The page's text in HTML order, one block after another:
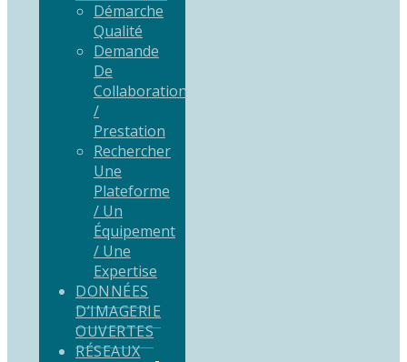
Démarche
Qualité
Demande
De
Collaboration
/
Prestation
Rechercher
Une
Plateforme
/ Un
Équipement
/ Une
Expertise
DONNÉES
D’IMAGERIE
OUVERTES
RÉSEAUX